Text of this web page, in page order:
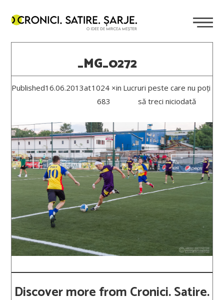
_MG_0272
Published16.06.2013at1024 ×
683
in Lucruri peste care nu poți
să treci niciodată
Discover more from Cronici. Satire.